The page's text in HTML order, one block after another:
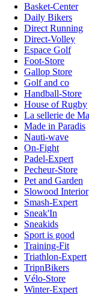
Basket-Center
Daily Bikers
Direct Running
Direct-Volley
Espace Golf
Foot-Store
Gallop Store
Golf and co
Handball-Store
House of Rugby
La sellerie de
Made in Paradis
Nauti-wave
On-Fight
Padel-Expert
Pecheur-Store
Pet and Garden
Slowood Interior
Smash-Expert
Sneak'In
Sneakids
Sport is good
Training-Fit
Triathlon-Expert
TripnBikers
Vélo-Store
Winter-Expert